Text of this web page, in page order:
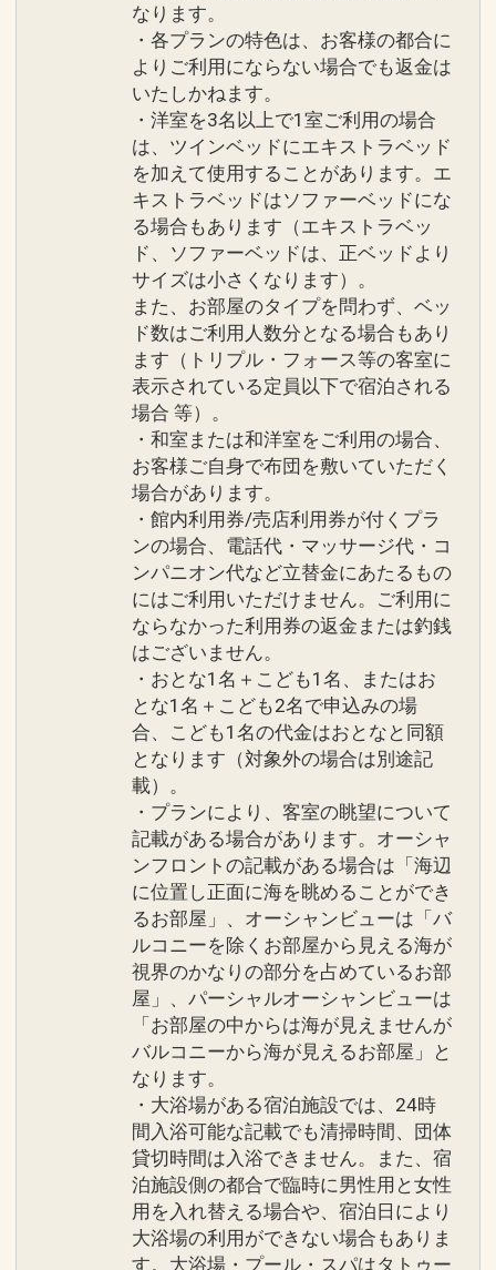
なります。
・各プランの特色は、お客様の都合に
よりご利用にならない場合でも返金は
いたしかねます。
・洋室を3名以上で1室ご利用の場合
は、ツインベッドにエキストラベッド
を加えて使用することがあります。エ
キストラベッドはソファーベッドにな
る場合もあります（エキストラベッ
ド、ソファーベッドは、正ベッドより
サイズは小さくなります）。
また、お部屋のタイプを問わず、ベッ
ド数はご利用人数分となる場合もあり
ます（トリプル・フォース等の客室に
表示されている定員以下で宿泊される
場合 等）。
・和室または和洋室をご利用の場合、
お客様ご自身で布団を敷いていただく
場合があります。
・館内利用券/売店利用券が付くプラ
ンの場合、電話代・マッサージ代・コ
ンパニオン代など立替金にあたるもの
にはご利用いただけません。ご利用に
ならなかった利用券の返金または釣銭
はございません。
・おとな1名＋こども1名、またはお
とな1名＋こども2名で申込みの場
合、こども1名の代金はおとなと同額
となります（対象外の場合は別途記
載）。
・プランにより、客室の眺望について
記載がある場合があります。オーシャ
ンフロントの記載がある場合は「海辺
に位置し正面に海を眺めることができ
るお部屋」、オーシャンビューは「バ
ルコニーを除くお部屋から見える海が
視界のかなりの部分を占めているお部
屋」、パーシャルオーシャンビューは
「お部屋の中からは海が見えませんが
バルコニーから海が見えるお部屋」と
なります。
・大浴場がある宿泊施設では、24時
間入浴可能な記載でも清掃時間、団体
貸切時間は入浴できません。また、宿
泊施設側の都合で臨時に男性用と女性
用を入れ替える場合や、宿泊日により
大浴場の利用ができない場合もありま
す。大浴場・プール・スパはタトゥー